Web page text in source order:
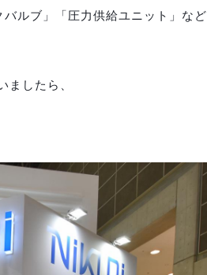
ルブ」「圧力供給ユニット」など
したら、